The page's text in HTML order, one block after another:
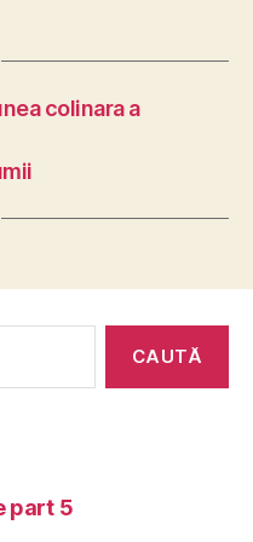
colinara a
part 5